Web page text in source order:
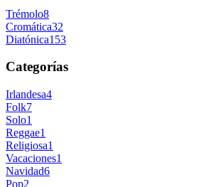
Trémolo8
Cromática32
Diatónica153
Categorías
Irlandesa4
Folk7
Solo1
Reggae1
Religiosa1
Vacaciones1
Navidad6
Pop2